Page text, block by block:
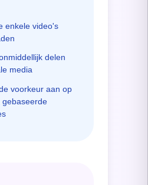
enkele video's
delen
media
voorkeur aan op
gebaseerde